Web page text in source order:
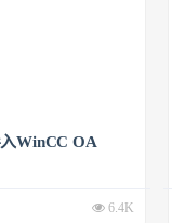
WinCC OA
6.4K